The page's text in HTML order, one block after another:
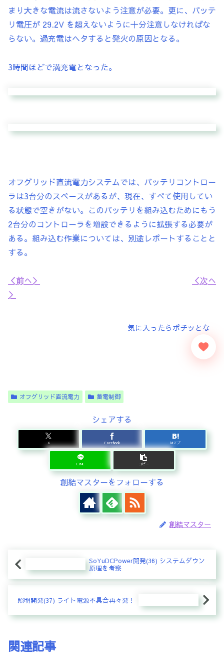
まり大きな電流は流さないよう注意が必要。更に、バッテ
リ電圧が 29.2V を超えないように十分注意しなければな
らない。過充電はヘタすると発火の原因となる。
3時間ほどで満充電となった。
オフグリッド直流電力システムでは、バッテリコントロー
ラは3台分のスペースがあるが、現在、すべて使用してい
る状態で空きがない。このバッテリを組み込むためにもう
2台分のコントローラを増設できるように拡張する必要が
ある。組み込む作業については、別途レポートすることと
する。
＜前へ＞
＜次へ
＞
オフグリッド直流電力 蓄電制御
シェアする
X Facebook はてブ
LINE コピー
創結マスターをフォローする
創結マスター
SoYuDCPower開発(36) システムダウン
原理を考察
照明開発(37) ライト電源不具合再々発！
関連記事